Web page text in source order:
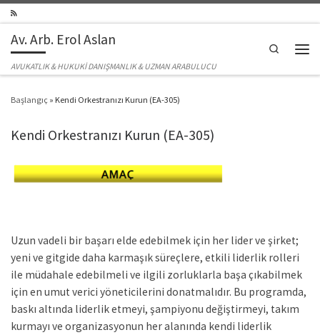
Av. Arb. Erol Aslan
AVUKATLIK & HUKUKİ DANIŞMANLIK & UZMAN ARABULUCU
Search
Başlangıç » Kendi Orkestranızı Kurun (EA-305)
Kendi Orkestranızı Kurun (EA-305)
Uzun vadeli bir başarı elde edebilmek için her lider ve şirket;
yeni ve gitgide daha karmaşık süreçlere, etkili liderlik rolleri
ile müdahale edebilmeli ve ilgili zorluklarla başa çıkabilmek
için en umut verici yöneticilerini donatmalıdır. Bu programda,
baskı altında liderlik etmeyi, şampiyonu değiştirmeyi, takım
kurmayı ve organizasyonun her alanında kendi liderlik